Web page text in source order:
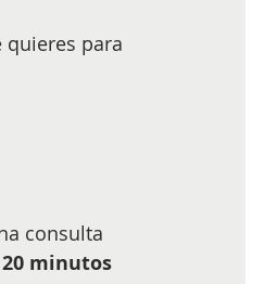
quieres para
consulta
minutos